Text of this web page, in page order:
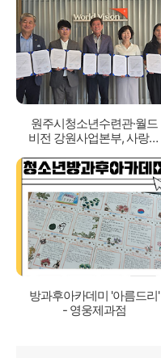
원주시청소년수련관·월드
비전 강원사업본부, 사랑의
업무협약 체결
방과후아카데미 '아름드리'
- 영웅제과점